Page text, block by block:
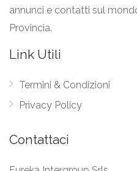
annunci e contatti sul
Provincia.
Link Utili
Termini & Condizioni
Privacy Policy
Contattaci